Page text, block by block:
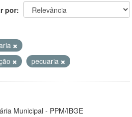
por
pecuaria
Municipal - PPM/IBGE